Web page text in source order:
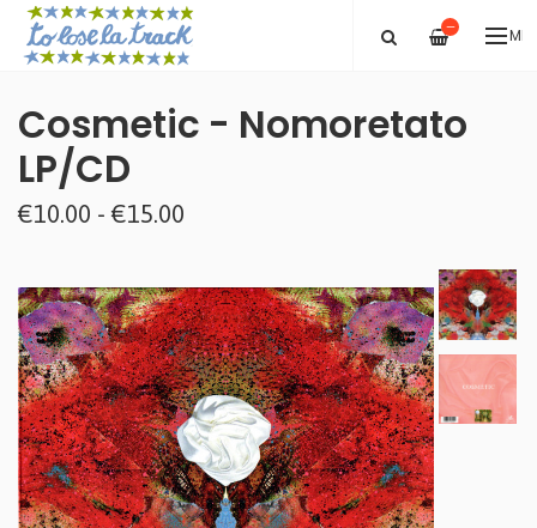
—
Cosmetic - Nomoretato
LP/CD
€10.00 - €15.00